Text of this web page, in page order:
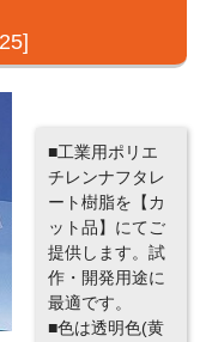
■工業用ポリエ
チレンナフタレ
ート樹脂を【カ
ット品】にてご
提供します。試
作・開発用途に
最適です。
■色は透明色(黄